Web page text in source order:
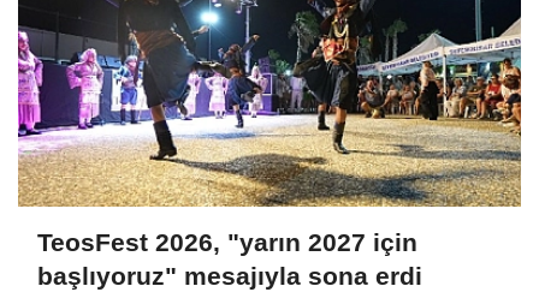
TeosFest 2026, "yarın 2027 için
başlıyoruz" mesajıyla sona erdi